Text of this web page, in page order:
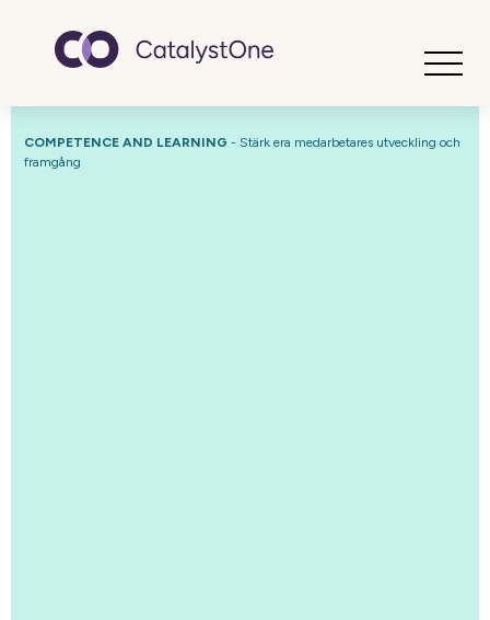
COMPETENCE AND LEARNING - Stärk era medarbetares utveckling och
framgång